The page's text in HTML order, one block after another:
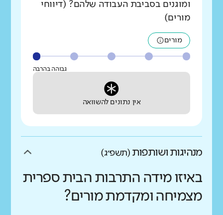
ומוגנים בסביבת העבודה שלהם? (דיווחי
מורים)
מורים
גבוהה בהרבה
אין נתונים להשוואה
מנהיגות ושותפות (תשפ״ג)
באיזו מידה התרבות הבית ספרית
מצמיחה ומקדמת מורים?